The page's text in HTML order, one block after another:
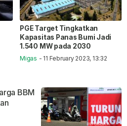
PGE Target Tingkatkan
Kapasitas Panas Bumi Jadi
1.540 MW pada 2030
Migas - 11 February 2023, 13:32
BBM